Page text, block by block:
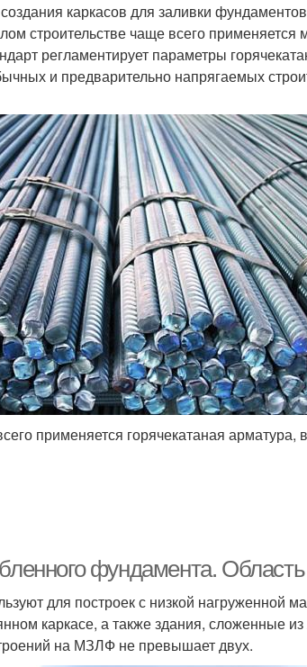
каркасов для заливки
строительстве чаще всего
регламентирует параметры
и предварительно напрягаемых
применяется горячекатаная арматура,
фундамента.
для построек с низкой нагруженной
каркасе, а также здания, сложенные
на МЗЛФ не превышает двух.